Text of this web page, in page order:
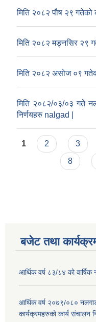
मिति २०८२ पौष २९ गतेको
मिति २०८२ मङ्नसिर २९
मिति २०८२ असोज ०९
मिति २०८२/०३/०३ गते
निर्णयहरु nalgad |
Pages
1 2 3
8
बजेट तथा
आर्थिक वर्ष ८३/८४ को वार्षिक
आर्थिक वर्ष २०७९/०८०
कार्यक्रमहरुको कार्य संचालन